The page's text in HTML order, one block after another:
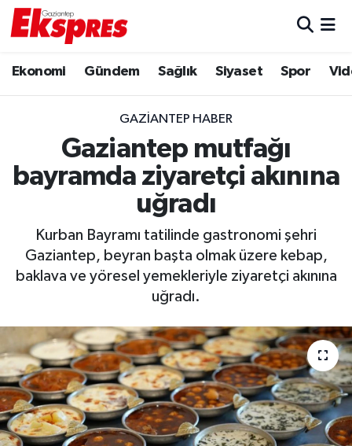
Ekonomi Gündem Sağlık Siyaset Spor
GAZIANTEP HABER
Gaziantep mutfağı
bayramda ziyaretçi akınına
uğradı
Kurban Bayramı tatilinde gastronomi şehri
Gaziantep, beyran başta olmak üzere kebap,
baklava ve yöresel yemekleriyle ziyaretçi akınına
uğradı.
Ekonomi
Gaziantep son dakika
Genel
Haberler
Magazin
Müzik
Piyasa
Trafik Durumu
Puan Durumu ve Fikstür
Tüm Manşetler
Son Dakika Haberleri
Haber Arşivi